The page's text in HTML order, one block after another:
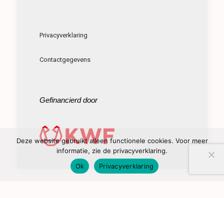
Privacyverklaring
Contactgegevens
Gefinancierd door
Deze website gebruikt alleen functionele cookies. Voor meer
informatie, zie de privacyverklaring.
Ok
Privacyverklaring